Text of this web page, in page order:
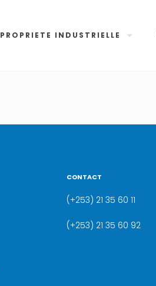
PROPRIETE INDUSTRIELLE
CONTACT
(+253) 21 35 60 11
(+253) 21 35 60 92